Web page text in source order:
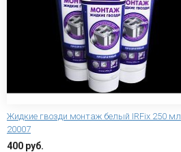
Жидкие гвозди монтаж белый IRFix 250 мл
20007
400 руб.